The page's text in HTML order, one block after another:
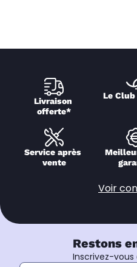
Livraison
offerte*
Le
Service après
vente
Voir
Restons
Inscrivez-